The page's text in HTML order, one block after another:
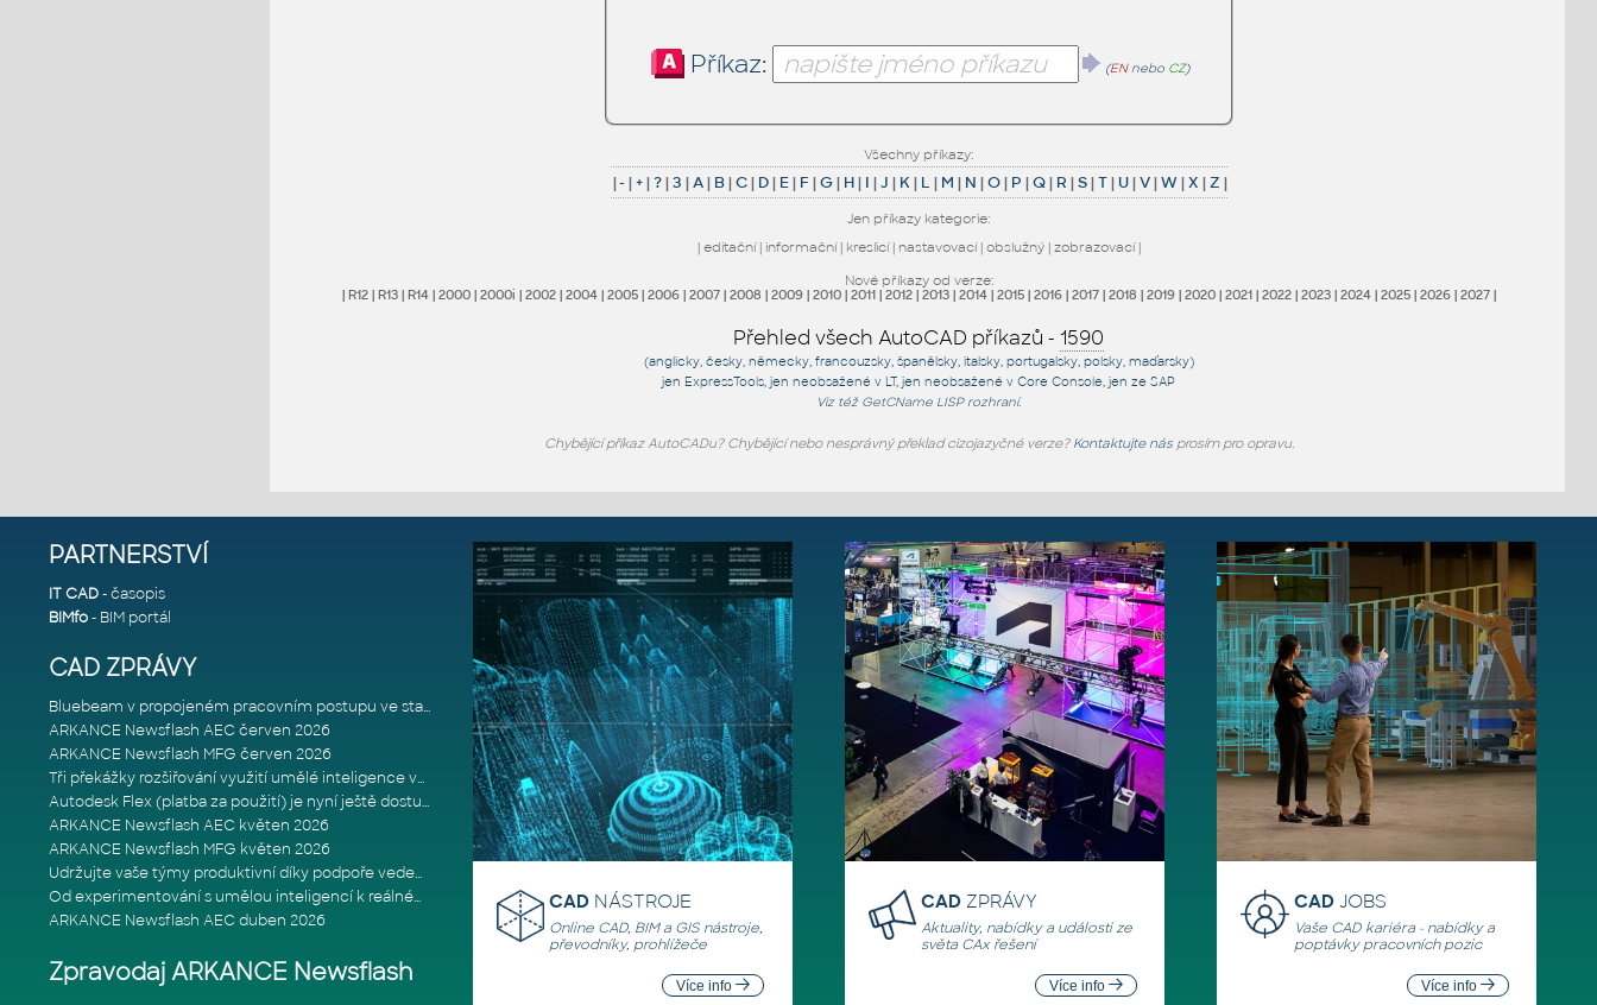
Příkaz: (ENnebo CZ)
Všechny příkazy:
|- |+|?|3 |A| B|C| D| E| F |G| H| I |J | K| L | M | N |O| P |Q| R |S|T| U|V|W|X |Z |
Jen příkazy kategorie:
| editační| informační| kreslicí| nastavovací| obslužný| zobrazovací|
Nové příkazy od verze:
| R12| R13| R14| 2000| 2000i | 2002| 2004| 2005| 2006| 2007| 2008 | 2009| 2010| 2011| 2012| 2013| 2014| 2015| 2016| 2017| 2018 | 2019| 2020| 2021| 2022| 2023| 2024| 2025| 2026| 2027|
Přehled všech AutoCAD příkazů - 1590
(anglicky, česky, německy, francouzsky, španělsky, italsky, portugalsky, polsky, maďarsky)
jen ExpressTools, jenneobsažené v LT, jenneobsažené v Core Console, jenze SAP
Viz též GetCName LISP rozhraní.
Chybějící příkaz AutoCADu? Chybějící nebo nesprávný překlad cizojazyčné verze? Kontaktujte násprosím pro opravu.
PARTNERSTVÍ
IT CAD- časopis
BIMfo- BIM portál
CAD ZPRÁVY
Bluebeam v propojeném pracovním postupu ve stavebnictví: Proč je int
ARKANCE Newsflash AEC červen 2026
ARKANCE Newsflash MFG červen 2026
Tři překážky rozšiřování využití umělé inteligence ve stavebním prům
Autodesk Flex (platba za použití) je nyní ještě dostupnější
ARKANCE Newsflash AEC květen 2026
ARKANCE Newsflash MFG květen 2026
Udržujte vaše týmy produktivní díky podpoře vedené odborníky
Od experimentování s umělou inteligencí k reálnému dopadu na podniká
ARKANCE Newsflash AEC duben 2026
Zpravodaj ARKANCE Newsflash
CAD NÁSTROJE
Online CAD, BIM a GIS nástroje,
převodníky, prohlížeče
Více info
CAD ZPRÁVY
Aktuality, nabídky a události ze
světa CAx řešení
Více info
CADJOBS
Vaše CAD kariéra - nabídky a
poptávky pracovních pozic
Více info